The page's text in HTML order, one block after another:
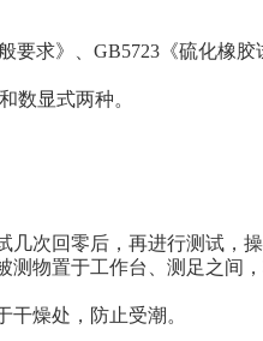
要求》、GB5723《硫化橡
数显式两种。
次回零后，再进行测试，
测物置于工作台、测足之间
燥处，防止受潮。